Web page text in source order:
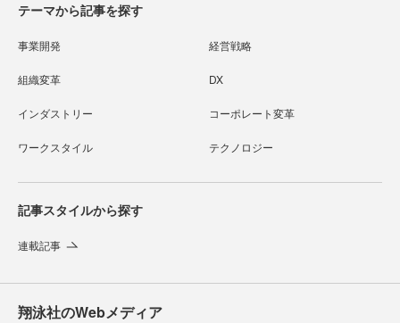
テーマから記事を探す
事業開発 経営戦略
組織変革 DX
インダストリー コーポレート変革
ワークスタイル テクノロジー
記事スタイルから探す
連載記事
翔泳社のWebメディア